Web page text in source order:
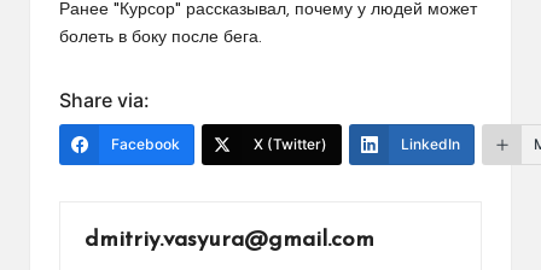
Ранее "Курсор" рассказывал, почему у людей может
болеть в боку после бега.
Share via:
Facebook X (Twitter) LinkedIn
dmitriy.vasyura@gmail.com